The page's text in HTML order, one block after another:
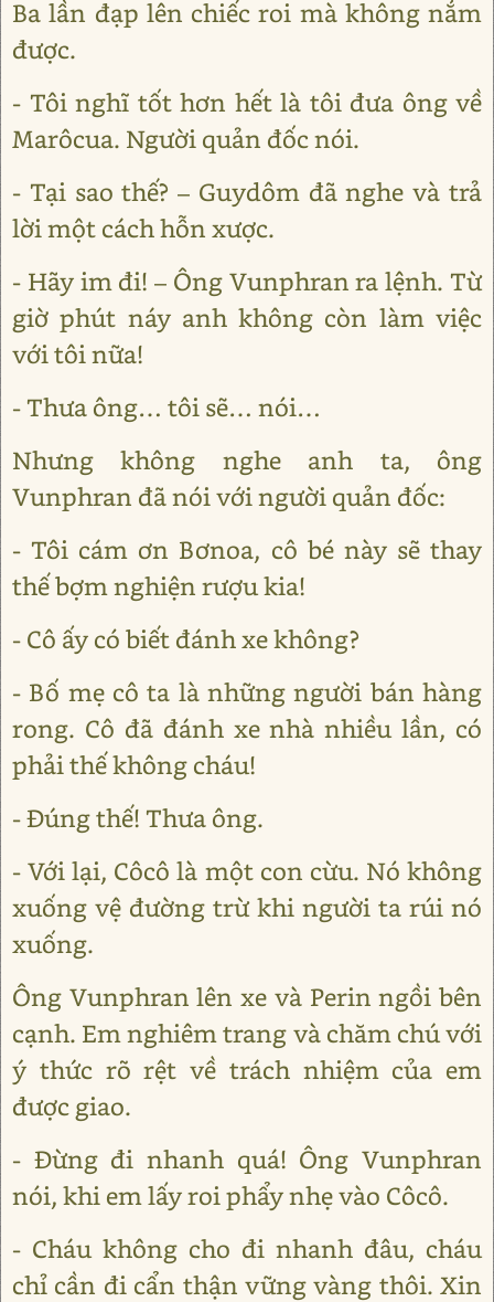
Ba lần đạp lên chiếc roi mà không nắm
được.
- Tôi nghĩ tốt hơn hết là tôi đưa ông về
Marôcua. Người quản đốc nói.
- Tại sao thế? – Guydôm đã nghe và trả
lời một cách hỗn xược.
- Hãy im đi! – Ông Vunphran ra lệnh. Từ
giờ phút náy anh không còn làm việc
với tôi nữa!
- Thưa ông… tôi sẽ… nói…
Nhưng không nghe anh ta, ông
Vunphran đã nói với người quản đốc:
- Tôi cám ơn Bơnoa, cô bé này sẽ thay
thế bợm nghiện rượu kia!
- Cô ấy có biết đánh xe không?
- Bố mẹ cô ta là những người bán hàng
rong. Cô đã đánh xe nhà nhiều lần, có
phải thế không cháu!
- Đúng thế! Thưa ông.
- Với lại, Côcô là một con cừu. Nó không
xuống vệ đường trừ khi người ta rúi nó
xuống.
Ông Vunphran lên xe và Perin ngồi bên
cạnh. Em nghiêm trang và chăm chú với
ý thức rõ rệt về trách nhiệm của em
được giao.
- Đừng đi nhanh quá! Ông Vunphran
nói, khi em lấy roi phẩy nhẹ vào Côcô.
- Cháu không cho đi nhanh đâu, cháu
chỉ cần đi cẩn thận vững vàng thôi. Xin